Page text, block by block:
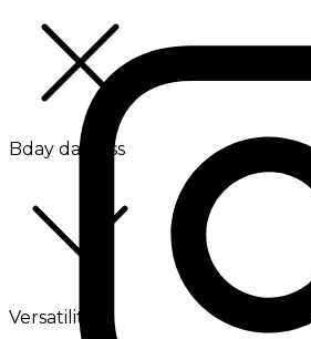
Bday da Boss
Versatilité